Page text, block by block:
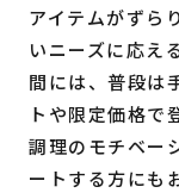
アイテムがずら
いニーズに応え
間には、普段は
トや限定価格で
調理のモチベー
ートする方にも